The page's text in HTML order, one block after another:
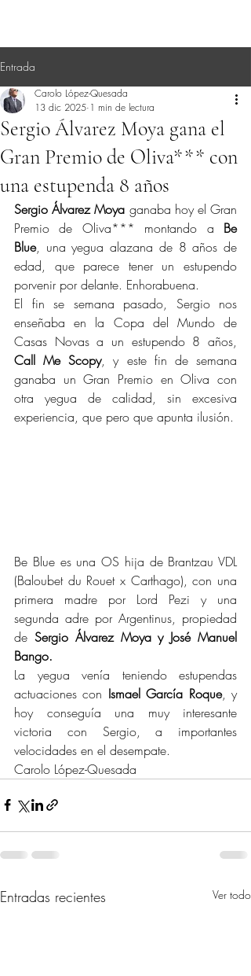
Entrada
Sergio Álvarez Moya gana el
Gran Premio de Oliva*** con
una estupenda 8 años
Carolo López-Quesada
13 dic 2025 1 min de lectura
Sergio Álvarez Moya ganaba hoy el Gran
Premio de Oliva*** montando a Be
Blue, una yegua alazana de 8 años de
edad, que parece tener un estupendo
porvenir por delante. Enhorabuena.
El fin se semana pasado, Sergio nos
enseñaba en la Copa del Mundo de
Call Me Scopy, y este fin de semana
ganaba un Gran Premio en Oliva con
otra yegua de calidad, sin excesiva
experiencia, que pero que apunta ilusión.
Be Blue es una OS hija de Brantzau VDL
(Baloubet du Rouet x Carthago), con una
primera madre por Lord Pezi y una
segunda adre por Argentinus, propiedad
de Sergio Álvarez Moya y José Manuel
Bango.
La yegua venía teniendo estupendas
actuaciones con Ismael García Roque, y
hoy conseguía una muy interesante
victoria con Sergio, a importantes
velocidades en el desempate.
Carolo López-Quesada
Entradas recientes Ver todo